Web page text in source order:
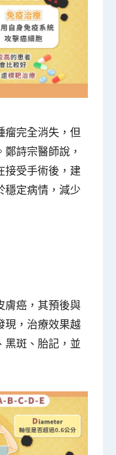
瘤完全消失，但
詩宗醫師說，
接受手術後，建
穩定病情，減少
膚癌，其預後與
現，治療效果越
黑斑、胎記，並